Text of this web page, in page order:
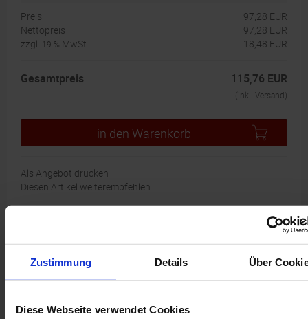
Zustimmung Details Über
Diese Webseite verwendet Cookies
Preis
97,28 EUR
Nettopreis
97,28 EUR
zzgl. 19 % MwSt 18,48 EUR
Gesamtpreis 115,76 EUR
(inkl. Versand)
in den Warenkorb
Als Angebot drucken
Diesen Artikel weiterempfehlen